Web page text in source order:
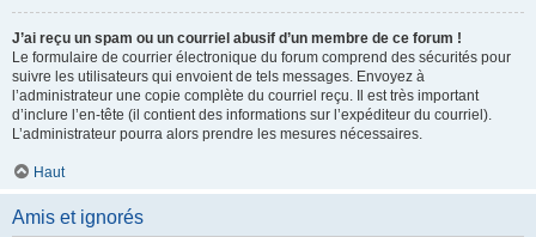
J’ai reçu un spam ou un courriel abusif d’un membre de ce forum !
Le formulaire de courrier électronique du forum comprend des sécurités pour
suivre les utilisateurs qui envoient de tels messages. Envoyez à
l’administrateur une copie complète du courriel reçu. Il est très important
d’inclure l’en-tête (il contient des informations sur l’expéditeur du courriel).
L’administrateur pourra alors prendre les mesures nécessaires.
Haut
Amis et ignorés